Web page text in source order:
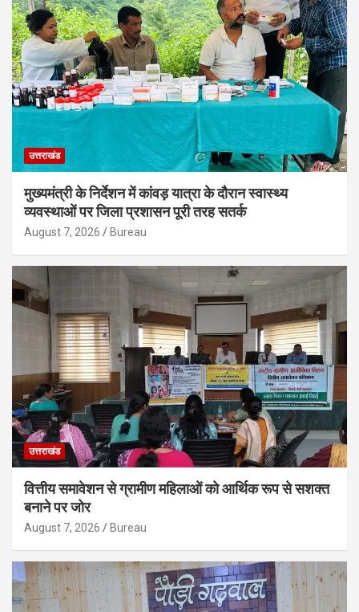
उत्तराखंड
मुख्यमंत्री के निर्देशन में कांवड़ यात्रा के दौरान स्वास्थ्य
व्यवस्थाओं पर जिला प्रशासन पूरी तरह सतर्क
August 7, 2026 Bureau
उत्तराखंड
वित्तीय समावेशन से ग्रामीण महिलाओं को आर्थिक रूप से सशक्त
बनाने पर जोर
August 7, 2026 Bureau